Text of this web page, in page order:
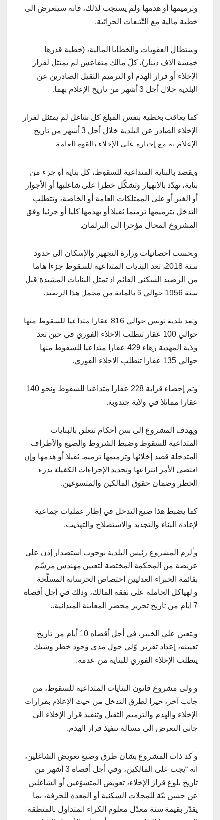
وترميمها أو هدمها ولم يستجب لذلك، فانه سيتعرض الى
خطية مالية مع التّتبعات الجزائية.
وستطال العقوبات والخطايا المالية، (خطية قدرها
خمسة الاف دينار)، كلّ مالك متقاعس لم يمتثل لقرار
الإخلاء أو قرار الهدم أو الترميم الثقيل الصادرين عن
البلدية خلال أجل 3 أشهر من تاريخ الإعلام بهما.
كما يعاقب بخطية بنفس المبلغ كل شاغل لم يمتثل لقرار
الإخلاء الصادر عن البلدية خلال أجل 3 أشهر من تاريخ
الإعلام به مع إجباره على الإخلاء بالقوة العامة.
ويقصد بالبناية المتداعية للسقوط، كل بناية أو جزء من
بناية، تهدّد بالانهيار وتشكّل خطرا على شاغليها أو الأجوار
أو الغير أو على الممتلكات العامة أو الخاصة، وتتطلب
التدخل بترميمها ترميما ثقيلا أو بهدمها كليا أو جزئيا وفق
المشروع المحال مؤخرا الى البرلمان.
وبحسب احصائيات وزارة التجهيز والإسكان الى حدود
سنة 2018، تعد البنايات المتداعية للسقوط جزءا هاما
من الرصيد السكني القائم اذ تمثل البنايات المشيدة قبل
سنة 1956 حوالي 6 بالمائة من مجمل هذا الرصيد.
وتعد بلدية تونس حوالي 816 عقارا متداعيا للسقوط منها
حوالي 100 عقار تتطلب الاخلاء الفوري في حين تعد
ولاية المهدية زهاء 429 عقارا متداعيا للسقوط منها
حوالي 135 عقارا تتطلب الاخلاء الفوري.
وتم إحصاء قرابة 228 عقارا متداعيا للسقوط ونحو 140
عقارا مماثلا في ولاية جندوبة.
ويهدف المشروع إلى سن أحكام تتعلق بالبنايات
المتداعية للسقوط وضبط الشروط والصيغ والأطراف
المتدخلة قصد إخلائها وترميمها ترميما ثقيلا أو هدمها وإن
اقتضى الأمر انتزاعها وتحديد الإجراءات الكفيلة بدرء
الخطر وضمان حقوق المالكين والمتسوغين.
كما يضبط هذا صيغ التدخل في إطار عمليات جماعية
لإعادة البناء والتجديد والاستصلاح والتهذيب.
وألزم المشروع رئيس البلدية بوجوب استصدار إذن على
عريضة من المحكمة المختصة لتعيين مهندس مرسّم
بقائمة الخبراء العدليين اختصاص الخرسانة المسلّحة
والهياكل الحاملة على نفقة المالك، وذلك في أجل أقصاه
7 ايام من تاريخ تحرير محضر المعاينة الميدانية،.
ويتعين على الخبير، في أجل أقصاه 10 أيام من تاريخ
تعيينه، إعداد تقرير أوّلي حول مدى وجود خطر وشيك
يتطلب الإخلاء الفوري للبناية من عدمه.
واولى مشروع قانون البنايات المتداعية للسقوط، من
جانب آخر، حيزا لطرق التدخل من حيث الإعلام بقرارات
الإخلاء والهدم والترميم الثقيل وتنفيذ قرار الإخلاء الى
جاني التعرض الى مسالة تنفيذ قرار الهدم.
وأكد ذات المشروع بشان طرق وصيغ تعويض الشاغلين،
انه “يجب على المالكين، وفي أجل أقصاه 3 أشهر من
تاريخ بلوغ قرار الإخلاء، تعويض المتسوّغين أو الشاغلين
عن حسن نيّة للمحلات السكنية أو المعدة للحرفة، بما
يقدّر بقيمة سنة معدّل معلوم الكراء المتداول بالمنطقة